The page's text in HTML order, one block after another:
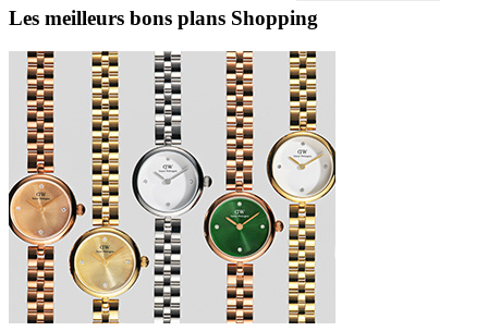
Les meilleurs bons plans Shopping